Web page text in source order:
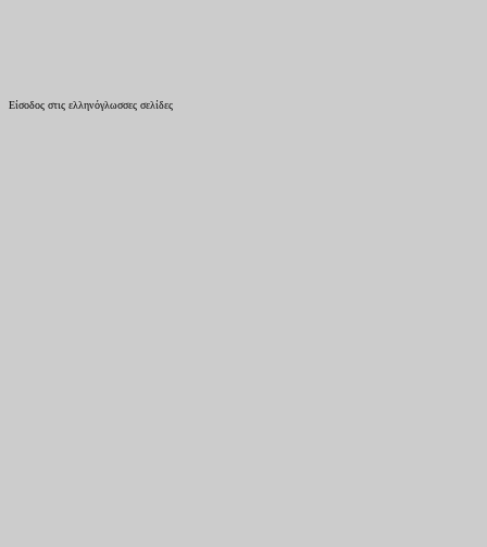
Είσοδος στις ελληνόγλωσσες σελίδες